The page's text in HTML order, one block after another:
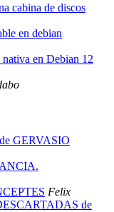
cabina de discos
en debian
en Debian 12
GERVASIO
Felix
de